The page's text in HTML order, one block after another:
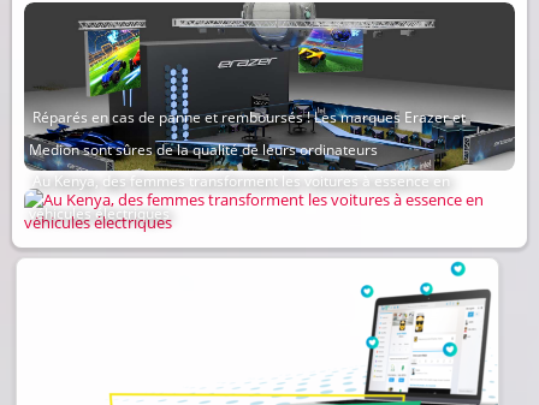
Réparés en cas de panne et remboursés ! Les marques Erazer et
Medion sont sûres de la qualité de leurs ordinateurs
Au Kenya, des femmes transforment les voitures à essence en
véhicules électriques